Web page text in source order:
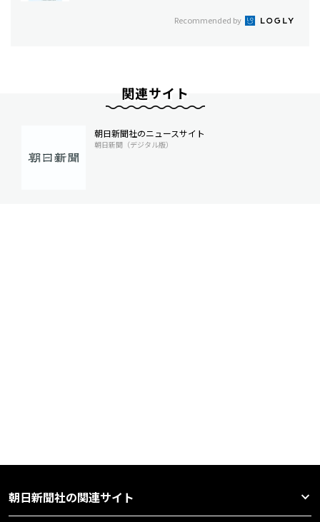
Recommended by
関連サイト
朝日新聞社のニュースサイト
朝日新聞（デジタル版）
朝日新聞社の関連サイト